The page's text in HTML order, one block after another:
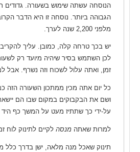
הנוסחה עשתה שימוש בשעורה. גדודים
הגבוהה ביותר. נוסחה זו היא הדבר
מלפני 2,200 שנה לערך.
יש בכך טרחה קלה, כמובן. עליך
לכן השתמש בסיר שיהיה מיועד רק
זמן, ואתה עלול לשכוח וזה נשרף. אבל
כל יום אתה מכין ממתכון השעורה
על-ידי כך שתתיז מעט על המשך כף היד
למרות שאתה מנסה לקיים לתינוק לוח
תינוק שאכל מנה מלאה, ישן בדרך כלל